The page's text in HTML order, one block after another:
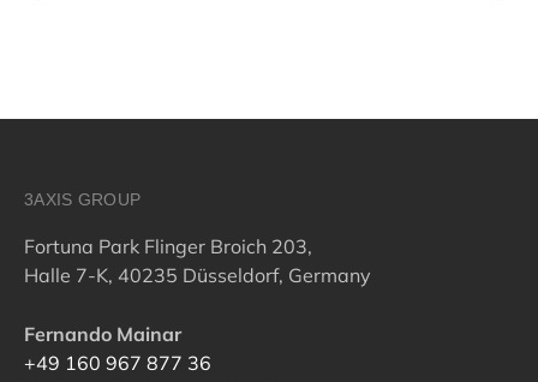
3AXIS GROUP
Fortuna Park Flinger Broich 203,
Halle 7-K, 40235 Düsseldorf, Germany
Fernando Mainar
+49 160 967 877 36